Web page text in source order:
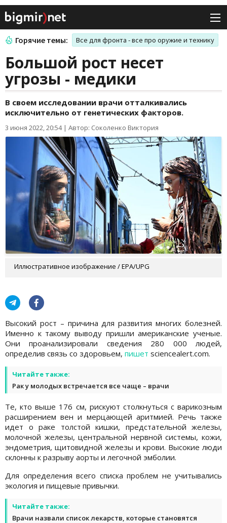
Горячие темы: Все для фронта - все про оружие и технику
Большой рост несет
угрозы - медики
В своем исследовании врачи отталкивались
исключительно от генетических факторов.
3 июня 2022, 20:54| Автор: Соколенко Виктория
Иллюстративное изображение / EPA/UPG
Высокий рост – причина для развития многих болезней.
Именно к такому выводу пришли американские ученые.
Они проанализировали сведения 280 000 людей,
определив связь со здоровьем, пишет sciencealert.com.
Читайте также:
Рак у молодых встречается все чаще – врачи
Те, кто выше 176 см, рискуют столкнуться с варикозным
расширением вен и мерцающей аритмией. Речь также
идет о раке толстой кишки, предстательной железы,
молочной железы, центральной нервной системы, кожи,
эндометрия, щитовидной железы и крови. Высокие люди
склонны к разрыву аорты и легочной эмболии.
Для определения всего списка проблем не учитывались
экология и пищевые привычки.
Читайте также:
Врачи назвали список лекарств, которые становятся